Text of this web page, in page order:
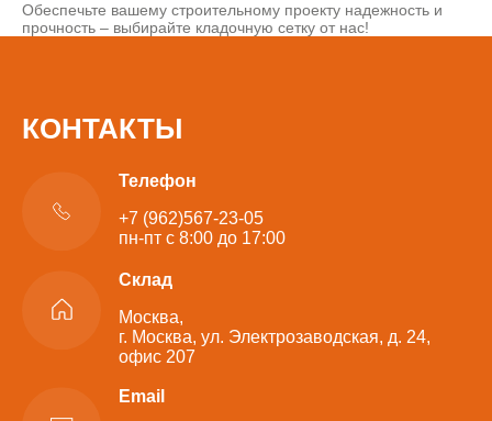
Обеспечьте вашему строительному проекту надежность и
прочность – выбирайте кладочную сетку от нас!
КОНТАКТЫ
Телефон
+7 (962)567-23-05
пн-пт с 8:00 до 17:00
Склад
Москва,
г. Москва, ул. Электрозаводская, д. 24,
офис 207
Email